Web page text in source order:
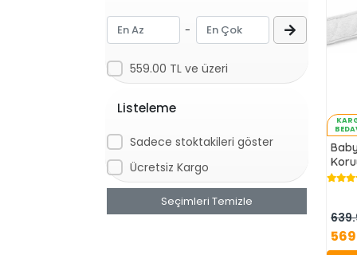
-
559.00 TL ve üzeri
Listeleme
Sadece stoktakileri göster
Ücretsiz Kargo
Seçimleri Temizle